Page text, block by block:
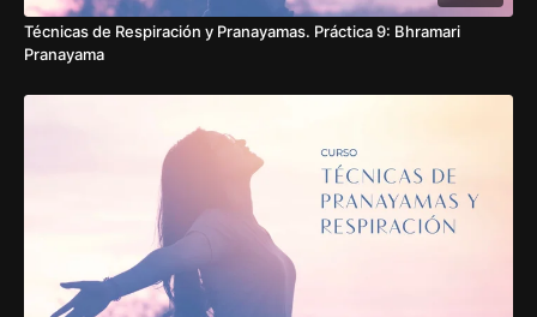
Técnicas de Respiración y Pranayamas. Práctica 9: Bhramari
Pranayama